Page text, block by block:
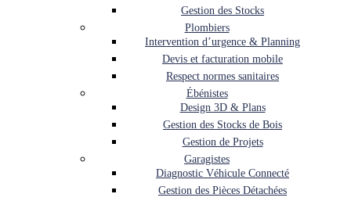
Gestion des Stocks
Plombiers
Intervention d’urgence & Planning
Devis et facturation mobile
Respect normes sanitaires
Ébénistes
Design 3D & Plans
Gestion des Stocks de Bois
Gestion de Projets
Garagistes
Diagnostic Véhicule Connecté
Gestion des Pièces Détachées